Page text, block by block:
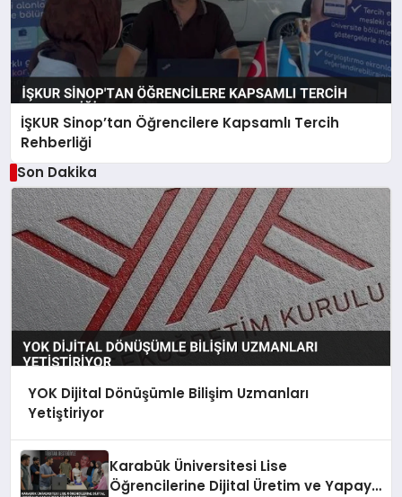
İŞKUR Sinop’tan Öğrencilere Kapsamlı Tercih
Rehberliği
Son Dakika
YOK Dijital Dönüşümle Bilişim Uzmanları
Yetiştiriyor
Karabük Üniversitesi Lise
Öğrencilerine Dijital Üretim ve Yapay